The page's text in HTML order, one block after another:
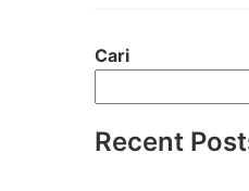
Cari
Recent